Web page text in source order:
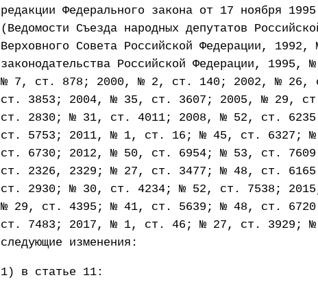
редакции Федерального закона от 17 ноября
(Ведомости Съезда народных депутатов
Верховного Совета Российской Федерации,
законодательства Российской Федерации,
№ 7, ст. 878; 2000, № 2, ст. 140; 2002, № 26,
ст. 3853; 2004, № 35, ст. 3607; 2005, № 29,
ст. 2830; № 31, ст. 4011; 2008, № 52, ст.
ст. 5753; 2011, № 1, ст. 16; № 45, ст. 6327;
ст. 6730; 2012, № 50, ст. 6954; № 53, ст.
ст. 2326, 2329; № 27, ст. 3477; № 48, ст.
ст. 2930; № 30, ст. 4234; № 52, ст. 7538;
№ 29, ст. 4395; № 41, ст. 5639; № 48, ст.
ст. 7483; 2017, № 1, ст. 46; № 27, ст. 3929; №
следующие изменения:
1) в статье 11: